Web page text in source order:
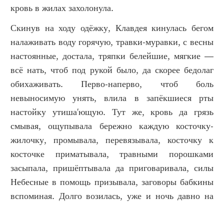
кровь в жилах захолонула.
Скинув на ходу одёжку, Клавдея кинулась бегом
налаживать воду горячую, травки-муравки, с весны
настоянные, достала, тряпки белейшие, мягкие —
всё нать, чтоб под рукой было, да скорее бедолаг
обихаживать. Перво-наперво, чтоб боль
невыносимую унять, влила в запёкшиеся рты
настойку утиша'ющую. Тут же, кровь да грязь
смывая, ощупывала бережно каждую косточку-
жилочку, промывала, перевязывала, косточку к
косточке приматывала, травными порошками
засыпала, пришёптывала да приговаривала, силы
Небесные в помощь призывала, заговоры бабкины
вспоминая. Долго возилась, уже и ночь давно на